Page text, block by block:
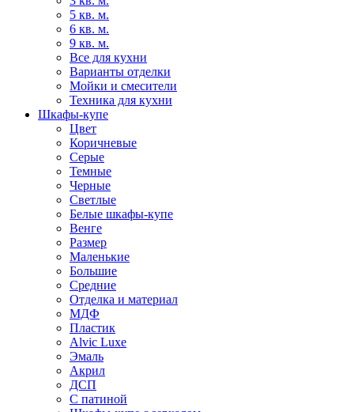
5 кв. м.
6 кв. м.
9 кв. м.
Все для кухни
Варианты отделки
Мойки и смесители
Техника для кухни
Шкафы-купе
Цвет
Коричневые
Серые
Темные
Черные
Светлые
Белые шкафы-купе
Венге
Размер
Маленькие
Большие
Средние
Отделка и материал
МДФ
Пластик
Alvic Luxe
Эмаль
Акрил
ДСП
С патиной